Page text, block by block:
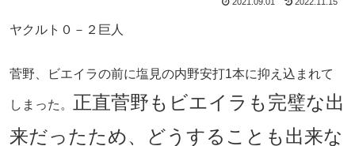
ヤクルト０－２巨人
菅野、ビエイラの前に塩見の内野安打1本に抑え込まれて
しまった。 正直菅野もビエイラも完璧な出
来だったため、どうすることも出来な